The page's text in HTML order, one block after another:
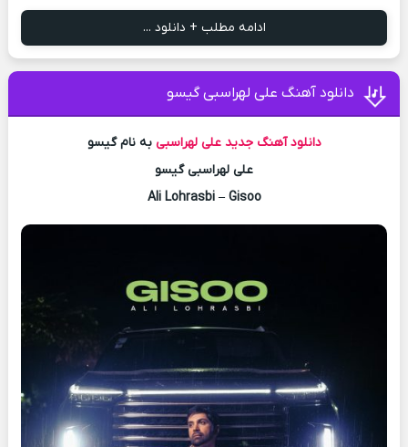
ادامه مطلب + دانلود ...
دانلود آهنگ علی لهراسبی گیسو
دانلود آهنگ جدید علی لهراسبی به نام گیسو
علی لهراسبی گیسو
Ali Lohrasbi – Gisoo